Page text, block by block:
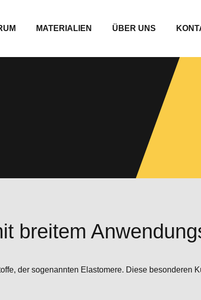
MATERIALIEN ÜBER UNS
breitem
der sogenannten Elastomere. Diese besonderen